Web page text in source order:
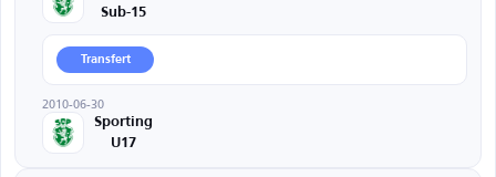
Sub-15
Transfert
2010-06-30
Sporting
U17